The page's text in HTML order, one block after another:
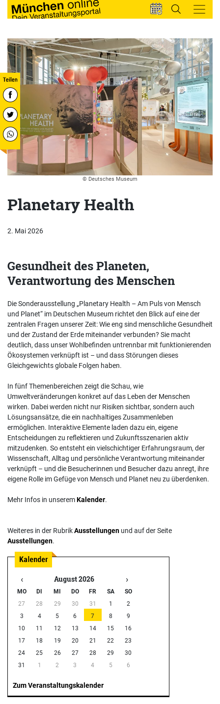
© Deutsches Museum
Planetary Health
2. Mai 2026
Gesundheit des Planeten,
Verantwortung des Menschen
Die Sonderausstellung „Planetary Health – Am Puls von Mensch
und Planet“ im Deutschen Museum richtet den Blick auf eine der
zentralen Fragen unserer Zeit: Wie eng sind menschliche Gesundheit
und der Zustand der Erde miteinander verbunden? Sie macht
deutlich, dass unser Wohlbefinden untrennbar mit funktionierenden
Ökosystemen verknüpft ist – und dass Störungen dieses
Gleichgewichts globale Folgen haben.
In fünf Themenbereichen zeigt die Schau, wie
Umweltveränderungen konkret auf das Leben der Menschen
wirken. Dabei werden nicht nur Risiken sichtbar, sondern auch
Lösungsansätze, die ein nachhaltiges Zusammenleben
ermöglichen. Interaktive Elemente laden dazu ein, eigene
Entscheidungen zu reflektieren und Zukunftsszenarien aktiv
mitzudenken. So entsteht ein vielschichtiger Erfahrungsraum, der
Wissenschaft, Alltag und persönliche Verantwortung miteinander
verknüpft – und die Besucherinnen und Besucher dazu anregt, ihre
eigene Rolle im Gefüge von Mensch und Planet neu zu überdenken.
Mehr Infos in unseremKalender.
Weiteres in der RubrikAusstellungen und auf der Seite
Ausstellungen.
‹ August 2026 ›
MO DI MI DO FR SA
SO
27
28 29 30 31 1
2
3
4 5 6 7 8
9
10
11 12 13 14 15
16
17
18 19 20 21 22
23
24
25 26 27 28 29
30
31
1 2 3 4 5 6
Zum Veranstaltungskalender